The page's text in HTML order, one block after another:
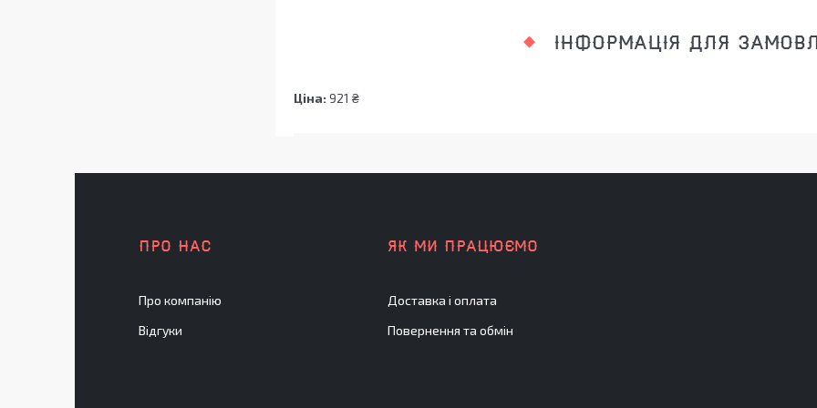
ІНФОРМАЦІЯ ДЛЯ
Ціна: 921 ₴
ПРО НАС
Про компанію
Відгуки
ЯК МИ ПРАЦЮЄМО
Доставка і оплата
Повернення та обмін